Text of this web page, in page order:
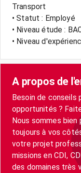
Transport
• Statut : Employé
• Niveau étude :
• Niveau
A propos de
Besoin de conseils
opportunités ?
Nous sommes bien
toujours à vos
votre projet
missions en CDI,
des domaines très